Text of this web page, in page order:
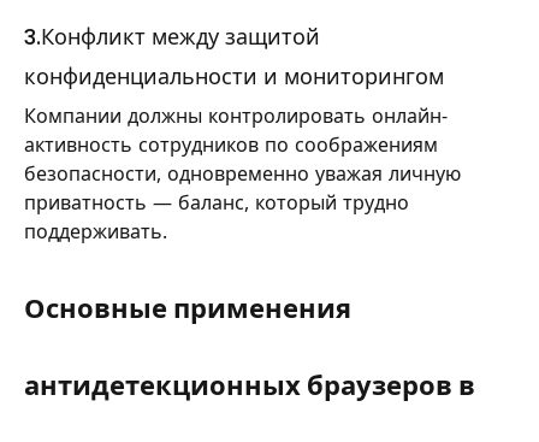
3.Конфликт между защитой
конфиденциальности и мониторингом
Компании должны контролировать онлайн-
активность сотрудников по соображениям
безопасности, одновременно уважая личную
приватность — баланс, который трудно
поддерживать.
Основные применения
антидетекционных браузеров в